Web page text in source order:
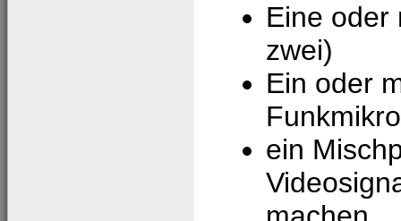
Eine oder
zwei)
Ein oder
ein